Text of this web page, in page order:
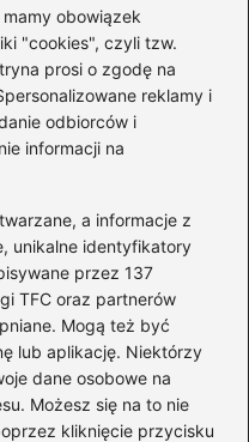
obowiązek
"cookies", czyli tzw.
prosi o zgodę na
reklamy i
odbiorców i
informacji na
a informacje z
unikalne identyfikatory
przez 137
TFC oraz partnerów
Mogą też być
lub aplikację. Niektórzy
dane osobowe na
Możesz się na to nie
kliknięcie przycisku
papierosów w
na
co warto